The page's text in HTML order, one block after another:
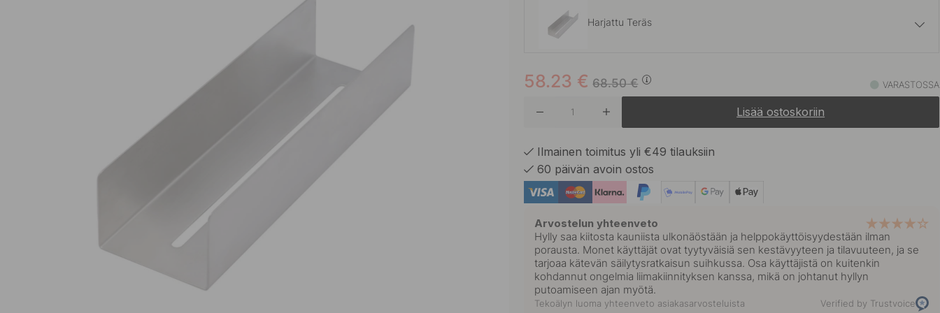
Harjattu Teräs
Mattamusta
Varastossa
68.50€
58.23 € VARASTOSSA
Lisää ostoskoriin
Ilmainen toimitus yli €49 tilauksiin
60 päivän avoin ostos
Arvostelun yhteenveto
Hylly saa kiitosta kauniista ulkonäöstään ja helppokäyttöisyydestään ilman
porausta. Monet käyttäjät ovat tyytyväisiä sen kestävyyteen ja tilavuuteen, ja se
tarjoaa kätevän säilytysratkaisun suihkussa. Osa käyttäjistä on kuitenkin
kohdannut ongelmia liimakiinnityksen kanssa, mikä on johtanut hyllyn
putoamiseen ajan myötä.
Tekoälyn luoma yhteenveto asiakasarvosteluista Verified by Trustvoice